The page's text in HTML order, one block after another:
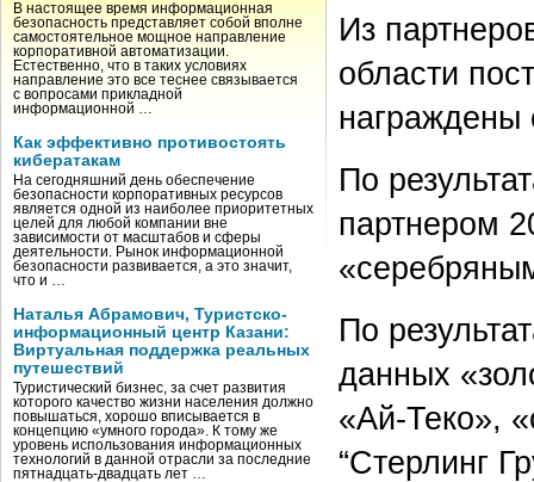
В настоящее время информационная
безопасность представляет собой вполне
самостоятельное мощное направление
корпоративной автоматизации.
Естественно, что в таких условиях
направление это все теснее связывается
с вопросами прикладной
информационной …
Как эффективно противостоять
кибератакам
На сегодняшний день обеспечение
безопасности корпоративных ресурсов
является одной из наиболее приоритетных
целей для любой компании вне
зависимости от масштабов и сферы
деятельности. Рынок информационной
безопасности развивается, а это значит,
что и …
Наталья Абрамович, Туристско-
информационный центр Казани:
Виртуальная поддержка реальных
путешествий
Туристический бизнес, за счет развития
которого качество жизни населения должно
повышаться, хорошо вписывается в
концепцию «умного города». К тому же
уровень использования информационных
технологий в данной отрасли за последние
пятнадцать-двадцать лет …
Из
области
По
партнером
По
данных
«Ай-Теко»,
“Стерлинг